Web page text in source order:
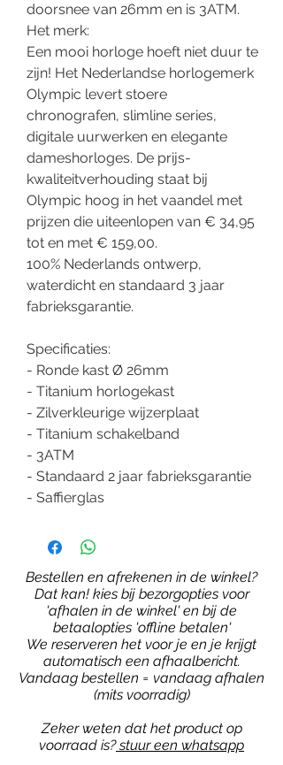
doorsnee van 26mm en is 3ATM.
Het merk:
Een mooi horloge hoeft niet duur te
zijn! Het Nederlandse horlogemerk
Olympic levert stoere
chronografen, slimline series,
digitale uurwerken en elegante
dameshorloges. De prijs-
kwaliteitverhouding staat bij
Olympic hoog in het vaandel met
prijzen die uiteenlopen van € 34,95
tot en met € 159,00.
100% Nederlands ontwerp,
waterdicht en standaard 3 jaar
fabrieksgarantie.
Specificaties:
- Ronde kast Ø 26mm
- Titanium horlogekast
- Zilverkleurige wijzerplaat
- Titanium schakelband
- 3ATM
- Standaard 2 jaar fabrieksgarantie
- Saffierglas
Bestellen en afrekenen in de winkel?
Dat kan! kies bij bezorgopties voor
'afhalen in de winkel' en bij de
betaalopties 'offline betalen'
We reserveren het voor je en je krijgt
automatisch een afhaalbericht.
Vandaag bestellen = vandaag afhalen
(mits voorradig)
Zeker weten dat het product op
voorraad is?stuur een whatsapp